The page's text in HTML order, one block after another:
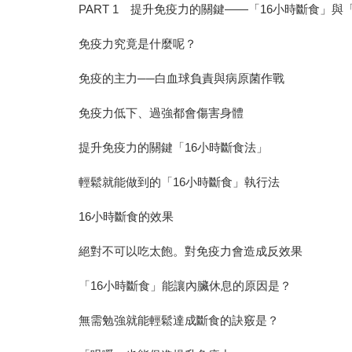
PART 1 提升免疫力的關鍵——「16小時斷食」與「
免疫力究竟是什麼呢？
免疫的主力──白血球負責與病原菌作戰
免疫力低下、過強都會傷害身體
提升免疫力的關鍵「16小時斷食法」
輕鬆就能做到的「16小時斷食」執行法
16小時斷食的效果
絕對不可以吃太飽。對免疫力會造成反效果
「16小時斷食」能讓內臟休息的原因是？
無需勉強就能輕鬆達成斷食的訣竅是？